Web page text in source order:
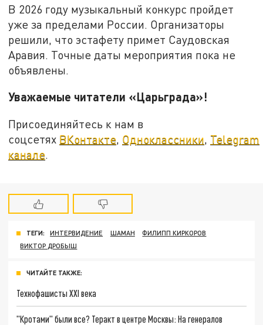
В 2026 году музыкальный конкурс пройдет
уже за пределами России. Организаторы
решили, что эстафету примет Саудовская
Аравия. Точные даты мероприятия пока не
объявлены.
Уважаемые читатели «Царьграда»!
Присоединяйтесь к нам в
соцсетях ВКонтакте, Одноклассники, Telegram
канале.
ТЕГИ: ИНТЕРВИДЕНИЕ ШАМАН
ФИЛИПП КИРКОРОВ
ВИКТОР ДРОБЫШ
ЧИТАЙТЕ ТАКЖЕ:
Технофашисты XXI века
"Кротами" были все? Теракт в центре Москвы: На генералов